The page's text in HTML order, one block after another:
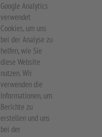
Google Analytics
verwendet
Cookies, um uns
bei der Analyse zu
helfen, wie Sie
diese Website
nutzen. Wir
verwenden die
Informationen, um
Berichte zu
erstellen und uns
bei der